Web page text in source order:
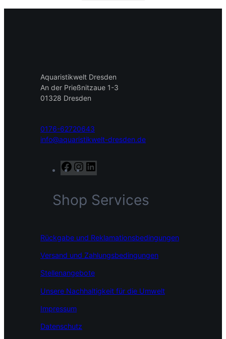
Aquaristikwelt Dresden
An der Prießnitzaue 1-3
01328 Dresden
0176-62720643
info@aquaristikwelt-dresden.de
F
a
e
b
k
n
t
a
a
i
k
e
n
Shop Services
Rückgabe und Reklamationsbedingungen
Versand und Zahlungsbedingungen
Stellenangebote
Unsere Nachhaltigkeit für die Umwelt
Impressum
Datenschutz